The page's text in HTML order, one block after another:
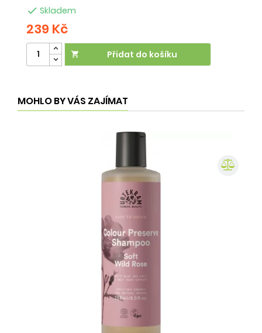
 Skladem
239 Kč
 Přidat do košíku
MOHLO BY VÁS ZAJÍMAT